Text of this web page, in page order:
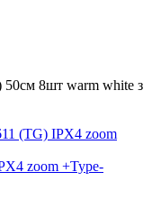
50см 8шт warm white з
zoom +Type-